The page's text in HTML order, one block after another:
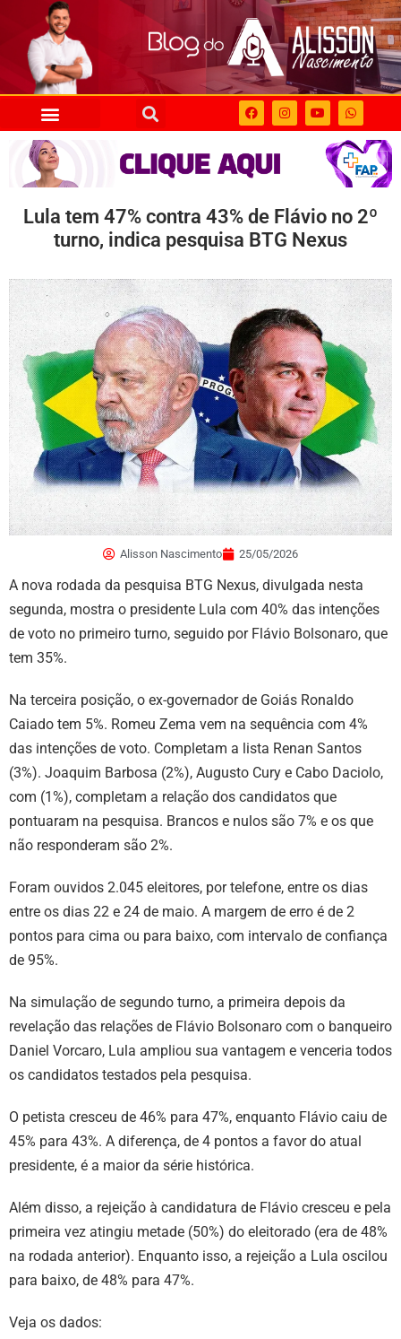
Lula tem 47% contra 43% de Flávio no 2º
turno, indica pesquisa BTG Nexus
Alisson Nascimento 25/05/2026
A nova rodada da pesquisa BTG Nexus, divulgada nesta
segunda, mostra o presidente Lula com 40% das intenções
de voto no primeiro turno, seguido por Flávio Bolsonaro, que
tem 35%.
Na terceira posição, o ex-governador de Goiás Ronaldo
Caiado tem 5%. Romeu Zema vem na sequência com 4%
das intenções de voto. Completam a lista Renan Santos
(3%). Joaquim Barbosa (2%), Augusto Cury e Cabo Daciolo,
com (1%), completam a relação dos candidatos que
pontuaram na pesquisa. Brancos e nulos são 7% e os que
não responderam são 2%.
Foram ouvidos 2.045 eleitores, por telefone, entre os dias
entre os dias 22 e 24 de maio. A margem de erro é de 2
pontos para cima ou para baixo, com intervalo de confiança
de 95%.
Na simulação de segundo turno, a primeira depois da
revelação das relações de Flávio Bolsonaro com o banqueiro
Daniel Vorcaro, Lula ampliou sua vantagem e venceria todos
os candidatos testados pela pesquisa.
O petista cresceu de 46% para 47%, enquanto Flávio caiu de
45% para 43%. A diferença, de 4 pontos a favor do atual
presidente, é a maior da série histórica.
Além disso, a rejeição à candidatura de Flávio cresceu e pela
primeira vez atingiu metade (50%) do eleitorado (era de 48%
na rodada anterior). Enquanto isso, a rejeição a Lula oscilou
para baixo, de 48% para 47%.
Veja os dados: